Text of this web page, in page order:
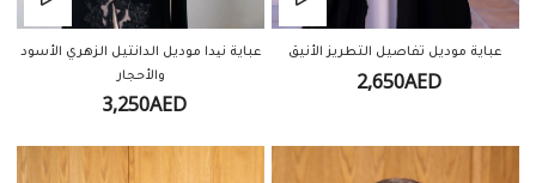
عباية موديل تفاصيل التطريز الأنيق
2,650AED
عباية نیدا موديل الدانتيل الزهري الأسود
والأحجار
3,250AED